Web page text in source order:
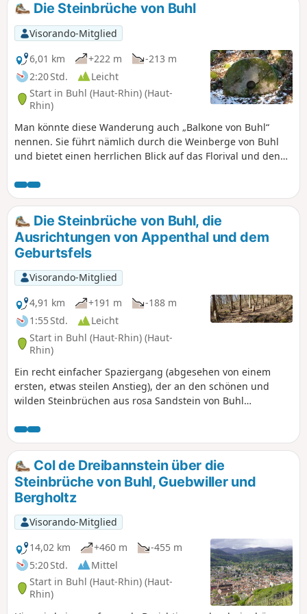
Die Steinbrüche von Buhl
Visorando-Mitglied
6,01 km
+222 m
-213 m
2:20 Std.
Leicht
Start in Buhl (Haut-Rhin) (Haut-
Rhin)
Man könnte diese Wanderung auch „Balkone von Buhl“
nennen. Sie führt nämlich durch die Weinberge von Buhl
und bietet einen herrlichen Blick auf das Florival und den
ehemalige Steinbrüche von rotem Vogesensandstein
durchquert.
Die Steinbrüche von Buhl, die
Ausrichtungen von Appenthal und dem
Geburtsfels
Visorando-Mitglied
4,91 km
+191 m
-188 m
1:55 Std.
Leicht
Start in Buhl (Haut-Rhin) (Haut-
Rhin)
Ein recht einfacher Spaziergang (abgesehen von einem
ersten, etwas steilen Anstieg), der an den schönen und
wilden Steinbrüchen aus rosa Sandstein von Buhl
weiter bis zu den berühmten Menhiren von Appenthal
sowie ihrer zyklopischen Mauer. Der Spaziergang endet
entlang der Weinberge mit einem schönen Blick auf das
Schloss Hugstein und vorbei an dem seltsamen Fels
"Geburtsstuhl" (Siège à Accoucher), der in uralten Zeiten für
die Geburt von Kindern gedient haben soll.
Col de Dreibannstein über die
Steinbrüche von Buhl, Guebwiller und
Bergholtz
Visorando-Mitglied
14,02 km
+460 m
-455 m
5:20 Std.
Mittel
Start in Buhl (Haut-Rhin) (Haut-
Rhin)